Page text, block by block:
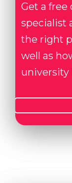
Get a
specialist
the right
well as
university